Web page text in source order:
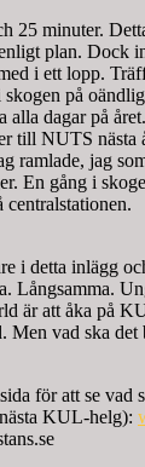
25 minuter.
plan. Dock
i ett lopp.
på
alla dagar på
till NUTS nästa
ramlade, jag
En gång i
i detta inlägg
Långsamma.
är att åka på
Men vad ska
för att se vad
KUL-helg):